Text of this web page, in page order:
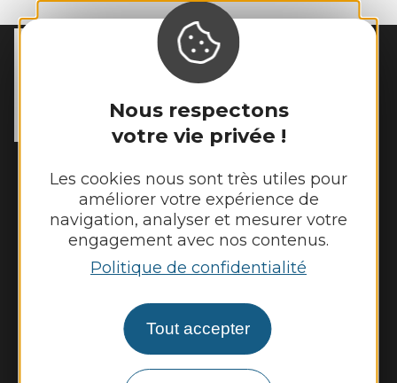
Nous respectons
votre vie privée !
Les cookies nous sont très utiles pour
améliorer votre expérience de
navigation, analyser et mesurer votre
engagement avec nos contenus.
Politique de confidentialité
Tout accepter
MAIRIE DE
54 rue des Écoles
12320 Sénergues
Tél. :05 65 69 85 72
Lundi : 9h - 12h
Mardi : 9h - 12h et 14h - 17h
Mercredi : 9h - 12h
Jeudi : 9h - 12h et 14h - 17h
Vendredi : 9h - 12h
Nous contacter